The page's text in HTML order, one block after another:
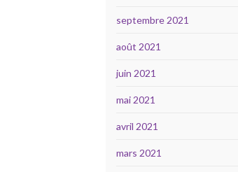
septembre 2021
août 2021
juin 2021
mai 2021
avril 2021
mars 2021